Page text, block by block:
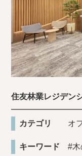
住友林業レジデン
カテゴリ オ
キーワード #木